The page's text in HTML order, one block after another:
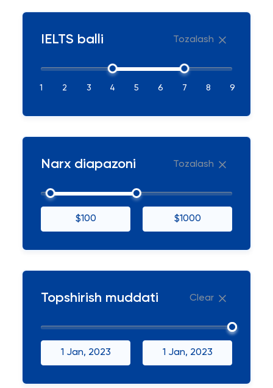
IELTS balli Tozalash
1 2 3 4 5 6 7 8 9
Narx diapazoni Tozalash
$100 $1000
Topshirish muddati Clear
1 Jan, 2023 1 Jan, 2023